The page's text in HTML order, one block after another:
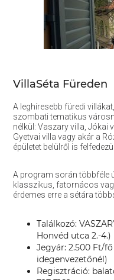
VillaSéta Füreden
A leghíresebb füredi
szombati tematikus
nélkül: Vaszary villa, Jókai
Gyetvai villa vagy akár a
épületet belülről is
A program során többféle
klasszikus, fatornácos
érdemes erre a sétára
Találkozó:
Honvéd utca 2.-4.)
Jegyár: 2.500 Ft/
idegenvezetőnél)
Regisztráció: